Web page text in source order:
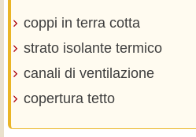
coppi in terra cotta
strato isolante termico
canali di ventilazione
copertura tetto